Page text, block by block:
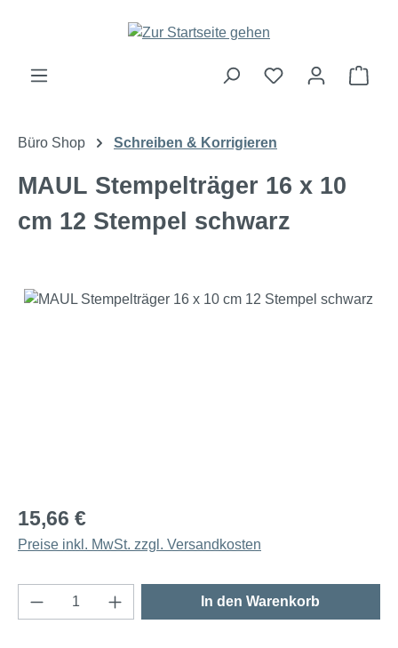
Zum Hauptinhalt springen
Büro Shop Schreiben & Korrigieren
MAUL Stempelträger 16 x 10
cm 12 Stempel schwarz
Bildergalerie überspringen
15,66 €
Preise inkl. MwSt. zzgl. Versandkosten
Produkt Anzahl: Gib den gewünschten
In den Warenkorb